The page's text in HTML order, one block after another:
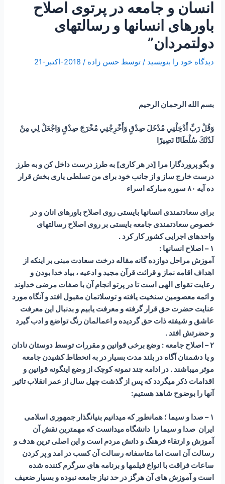
انسان و جامعه در پرتوی اصلاح
باورهای انسانها و رسالتهای
دولتمردان”
دیدگاه‌ خود را بنویسید / توسطحسن زاده/ 2018-اکتبر-21
بسم الله الرحمان الرحیم
وَقُلْ رَبِّ أَدْخِلْنِي مُدْخَلَ صِدْقٍ وَأَخْرِجْنِي مُخْرَجَ صِدْقٍ وَاجْعَلْ لِي مِنْ
لَدُنْكَ سُلْطَانًا نَصِيرًا
و بگو پروردگارا مرا [در هر كارى] به طرز درست داخل كن و به طرز
درست‏ خارج ساز و از جانب خود براى من تسلطى يارى‏ بخش قرار
ده آیه ۸۰ سوره مبارکه اسراء
برای سعادتمندی انسانها بایستی روی اصلاح باورهای انان و در
خصوص سعادتمندی جامعه بایستی بر روی اصلاح رسالتهای
واحدهای اجرایی کشور کار کرد .
۱ – اصلاح انسانها :
آموزش مراحل دوازده گانه مقاله درخت سعادت مبنی بر اینکه از
اهداف اقامه نماز و قرائت قرآن مجید و ادعیه ، بیاد خدا بودن و
رعایت تقوای الهی است تا در پرتو انجام آن با صفات مرضی خداوند
و ائمه معصومین سنخیت یافته و توسلاتمان مقبول افتد و آنگاه مورد
عنایت حضرت حق قرار گرفته و معرفت یابیم و بدنبال این معرفت
عاشق و شیفته ذات حق گردیده و اعمالمان رنگ تواضع و ادب گیرد
و حضرتش افتد .
۲ – اصلاح جامعه : وضع برخی قوانین و مقررات توسط دوستان نادان
و یا دشمنان آگاه در بلند مدت بسیار در به انحطاط کشیدن جامعه
موثر میباشند . در ادامه چند نمونه کوچک از وضع اینگونه قوانین و
اقدامات ذکر میگردد که پس از گذشت چهل سال از عمر انقلاب تاثیر
آنها را بوضوح شاهد هستیم:
۱ – صدا و سیما ؛ همانطور که میدانیم بنیانگذار جمهوری اسلامی
ایران صدا و سیما را دانشگاه میدانست که مهمترین نقش آن
آموزش و ارتقاء فرهنگ و دانش مردم است و این اصلی ترین هدف و
رسالت آن است اما متاسفانه رسالت آن کسب در امد و پر کردن
ساعات فراقت با انواع فیلمها و برنامه های سرگرم کننده شده
است و آموزش های آن هرگز در حد نیاز جامعه نبوده و بسیار ضعیف